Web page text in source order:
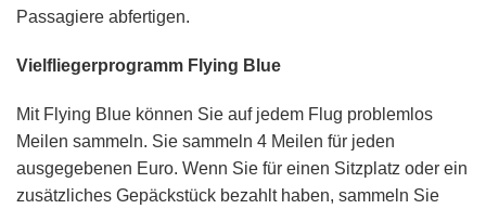
Passagiere abfertigen.
Vielfliegerprogramm Flying Blue
Mit Flying Blue können Sie auf jedem Flug problemlos
Meilen sammeln. Sie sammeln 4 Meilen für jeden
ausgegebenen Euro. Wenn Sie für einen Sitzplatz oder ein
zusätzliches Gepäckstück bezahlt haben, sammeln Sie